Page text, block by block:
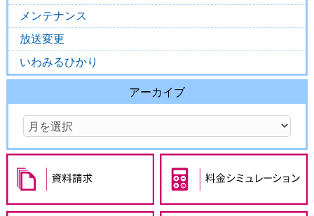
メンテナンス
放送変更
いわみるひかり
アーカイブ